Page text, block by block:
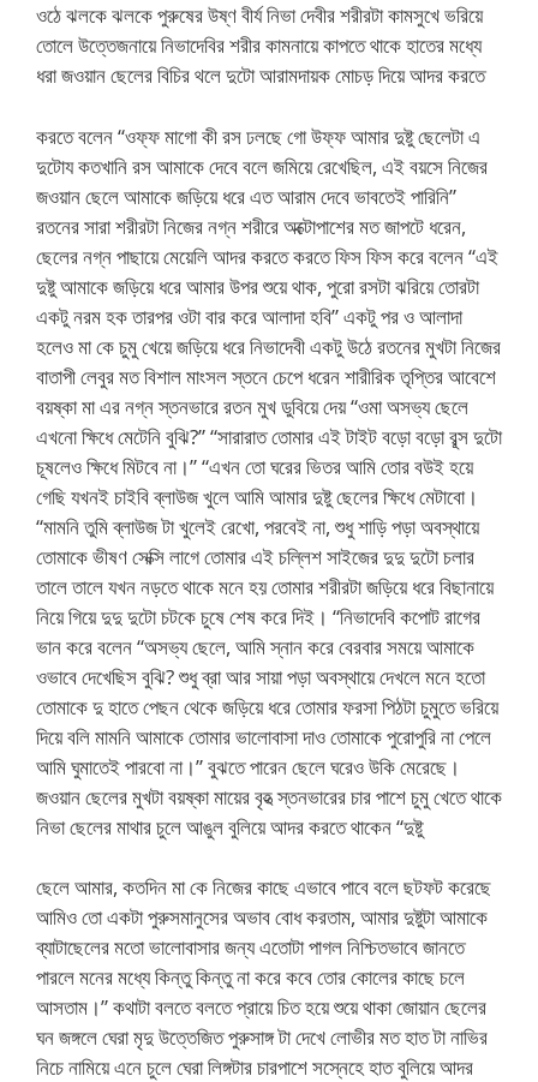
ওঠে ঝলকে ঝলকে পুরুষের উষ্ণ বীর্য নিভা দেবীর শরীরটা কামসুখে ভরিয়ে
তোলে উত্তেজনায়ে নিভাদেবির শরীর কামনায়ে কাপতে থাকে হাতের মধ্যে
ধরা জওয়ান ছেলের বিচির থলে দুটো আরামদায়ক মোচড় দিয়ে আদর করতে
করতে বলেন “ওফ্ফ মাগো কী রস ঢলছে গো উফ্ফ আমার দুষ্টু ছেলেটা এ
দুটোয কতখানি রস আমাকে দেবে বলে জমিয়ে রেখেছিল, এই বয়সে নিজের
জওয়ান ছেলে আমাকে জড়িয়ে ধরে এত আরাম দেবে ভাবতেই পারিনি”
রতনের সারা শরীরটা নিজের নগ্ন শরীরে অক্টোপাশের মত জাপটে ধরেন,
ছেলের নগ্ন পাছায়ে মেয়েলি আদর করতে করতে ফিস ফিস করে বলেন “এই
দুষ্টু আমাকে জড়িয়ে ধরে আমার উপর শুয়ে থাক, পুরো রসটা ঝরিয়ে তোরটা
একটু নরম হক তারপর ওটা বার করে আলাদা হবি” একটু পর ও আলাদা
হলেও মা কে চুমু খেয়ে জড়িয়ে ধরে নিভাদেবী একটু উঠে রতনের মুখটা নিজের
বাতাপী লেবুর মত বিশাল মাংসল স্তনে চেপে ধরেন শারীরিক তৃপ্তির আবেশে
বয়ষ্কা মা এর নগ্ন স্তনভারে রতন মুখ ডুবিয়ে দেয় “ওমা অসভ্য ছেলে
এখনো ক্ষিধে মেটেনি বুঝি?” “সারারাত তোমার এই টাইট বড়ো বড়ো বূব্স দুটো
চূষলেও ক্ষিধে মিটবে না।” “এখন তো ঘরের ভিতর আমি তোর বউই হয়ে
গেছি যখনই চাইবি ব্লাউজ খুলে আমি আমার দুষ্টু ছেলের ক্ষিধে মেটাবো।
“মামনি তুমি ব্লাউজ টা খুলেই রেখো, পরবেই না, শুধু শাড়ি পড়া অবস্থায়ে
তোমাকে ভীষণ সেক্সি লাগে তোমার এই চল্লিশ সাইজের দুদু দুটো চলার
তালে তালে যখন নড়তে থাকে মনে হয় তোমার শরীরটা জড়িয়ে ধরে বিছানায়ে
নিয়ে গিয়ে দুদু দুটো চটকে চুষে শেষ করে দিই। “নিভাদেবি কপোট রাগের
ভান করে বলেন “অসভ্য ছেলে, আমি স্নান করে বেরবার সময়ে আমাকে
ওভাবে দেখেছিস বুঝি? শুধু ব্রা আর সায়া পড়া অবস্থায়ে দেখলে মনে হতো
তোমাকে দু হাতে পেছন থেকে জড়িয়ে ধরে তোমার ফরসা পিঠটা চুমুতে ভরিয়ে
দিয়ে বলি মামনি আমাকে তোমার ভালোবাসা দাও তোমাকে পুরোপুরি না পেলে
আমি ঘুমাতেই পারবো না।” বুঝতে পারেন ছেলে ঘরেও উকি মেরেছে।
জওয়ান ছেলের মুখটা বয়ষ্কা মায়ের বৃহত্‍ স্তনভারের চার পাশে চুমু খেতে থাকে
নিভা ছেলের মাথার চুলে আঙুল বুলিয়ে আদর করতে থাকেন “দুষ্টু
ছেলে আমার, কতদিন মা কে নিজের কাছে এভাবে পাবে বলে ছটফট করেছে
আমিও তো একটা পুরুসমানুসের অভাব বোধ করতাম, আমার দুষ্টুটা আমাকে
ব্যাটাছেলের মতো ভালোবাসার জন্য এতোটা পাগল নিশ্চিতভাবে জানতে
পারলে মনের মধ্যে কিন্তু কিন্তু না করে কবে তোর কোলের কাছে চলে
আসতাম।” কথাটা বলতে বলতে প্রায়ে চিত হয়ে শুয়ে থাকা জোয়ান ছেলের
ঘন জঙ্গলে ঘেরা মৃদু উত্তেজিত পুরুসাঙ্গ টা দেখে লোভীর মত হাত টা নাভির
নিচে নামিয়ে এনে চুলে ঘেরা লিঙ্গটার চারপাশে সস্নেহে হাত বুলিয়ে আদর